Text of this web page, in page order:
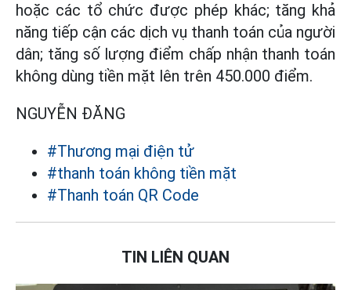
hoặc các tổ chức được phép khác; tăng khả
năng tiếp cận các dịch vụ thanh toán của người
dân; tăng số lượng điểm chấp nhận thanh toán
không dùng tiền mặt lên trên 450.000 điểm.
NGUYỄN ĐĂNG
#Thương mại điện tử
#thanh toán không tiền mặt
#Thanh toán QR Code
TIN LIÊN QUAN